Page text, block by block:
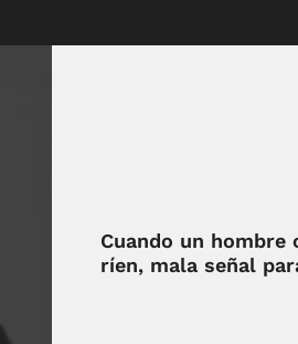
Cuando un
ríen, mala señal